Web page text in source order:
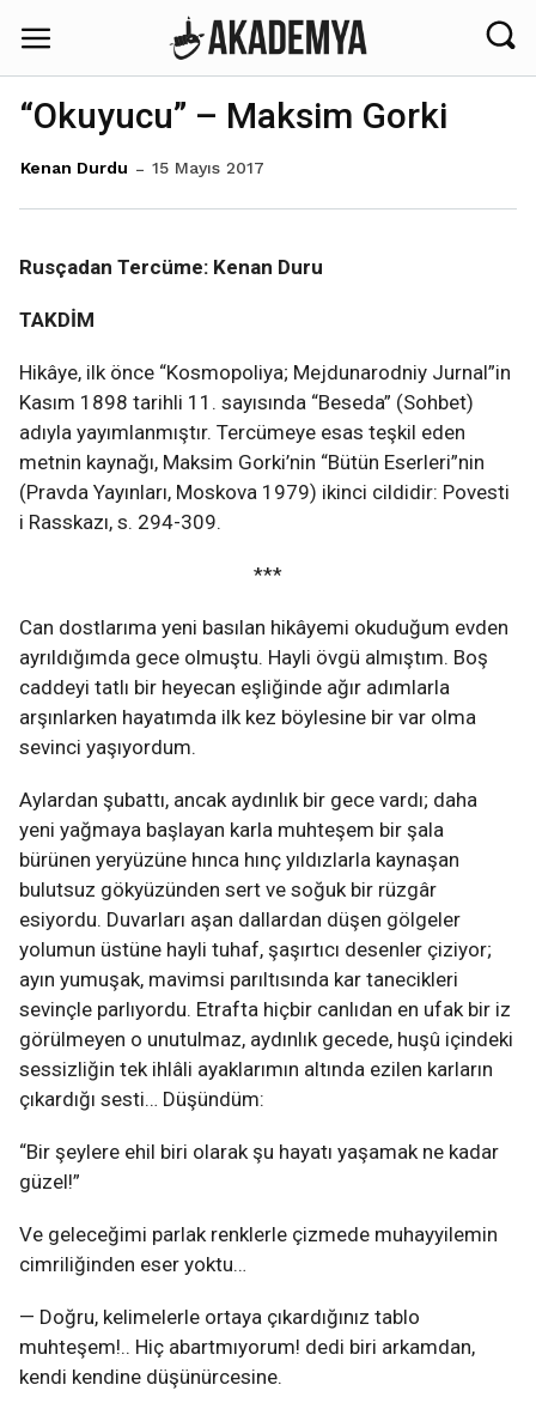
“Okuyucu” – Maksim Gorki
Kenan Durdu 15 Mayıs 2017
Rusçadan Tercüme: Kenan Duru
TAKDİM
Hikâye, ilk önce “Kosmopoliya; Mejdunarodniy Jurnal”in
Kasım 1898 tarihli 11. sayısında “Beseda” (Sohbet)
adıyla yayımlanmıştır. Tercümeye esas teşkil eden
metnin kaynağı, Maksim Gorki’nin “Bütün Eserleri”nin
(Pravda Yayınları, Moskova 1979) ikinci cildidir: Povesti
i Rasskazı, s. 294-309.
***
Can dostlarıma yeni basılan hikâyemi okuduğum evden
ayrıldığımda gece olmuştu. Hayli övgü almıştım. Boş
caddeyi tatlı bir heyecan eşliğinde ağır adımlarla
arşınlarken hayatımda ilk kez böylesine bir var olma
sevinci yaşıyordum.
Aylardan şubattı, ancak aydınlık bir gece vardı; daha
yeni yağmaya başlayan karla muhteşem bir şala
bürünen yeryüzüne hınca hınç yıldızlarla kaynaşan
bulutsuz gökyüzünden sert ve soğuk bir rüzgâr
esiyordu. Duvarları aşan dallardan düşen gölgeler
yolumun üstüne hayli tuhaf, şaşırtıcı desenler çiziyor;
ayın yumuşak, mavimsi parıltısında kar tanecikleri
sevinçle parlıyordu. Etrafta hiçbir canlıdan en ufak bir iz
görülmeyen o unutulmaz, aydınlık gecede, huşû içindeki
sessizliğin tek ihlâli ayaklarımın altında ezilen karların
çıkardığı sesti… Düşündüm:
“Bir şeylere ehil biri olarak şu hayatı yaşamak ne kadar
güzel!”
Ve geleceğimi parlak renklerle çizmede muhayyilemin
cimriliğinden eser yoktu…
— Doğru, kelimelerle ortaya çıkardığınız tablo
muhteşem!.. Hiç abartmıyorum! dedi biri arkamdan,
kendi kendine düşünürcesine.